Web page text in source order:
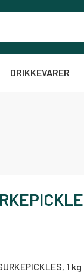
DRIKKEVARER
1 kg